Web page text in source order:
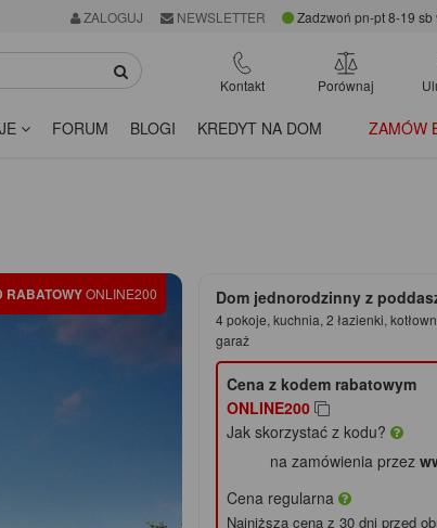
ZALOGUJ NEWSLETTER Zadzwoń pn-pt 8-19 sb
Kontakt Porównaj
FORUM BLOGI KREDYT NA DOM ZAMÓW
RABATOWYONLINE200 Dom jednorodzinny z
4 pokoje, kuchnia, 2 łazienki,
garaż
Cena z kodem rabatowym
ONLINE200
Jak skorzystać z kodu?
na zamówienia przez
Cena regularna
Najniższa cena z 30 dni przed